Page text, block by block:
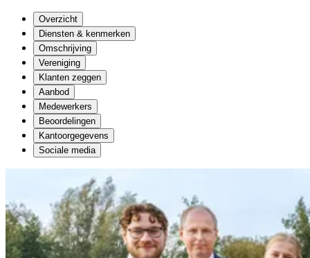
Overzicht
Diensten & kenmerken
Omschrijving
Vereniging
Klanten zeggen
Aanbod
Medewerkers
Beoordelingen
Kantoorgegevens
Sociale media